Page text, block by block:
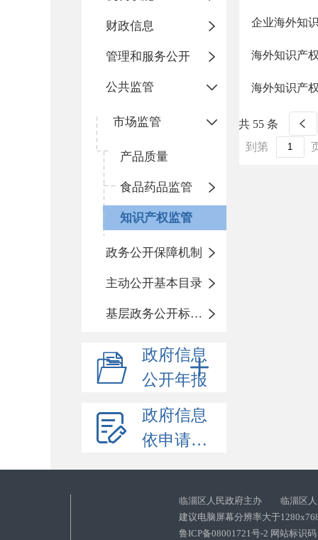
财政信息
管理和服务公开
公共监管
市场监管
产品质量
食品药品监管
知识产权监管
政务公开保障机制
主动公开基本目录
基层政务公开标准化目录
政府信息
公开年报
政府信息
依申请公开
企业海外知
海外知识产
海外知识产
共 55 条
到第
临淄区人民政府主办 临淄区人
建议电脑屏幕分辨率大于
鲁ICP备08001721号-2 网站标识